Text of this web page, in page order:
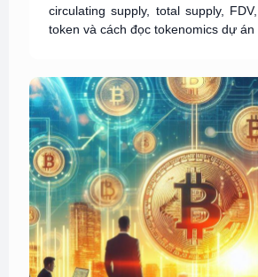
circulating supply, total supply,
token và cách đọc tokenomics dự án